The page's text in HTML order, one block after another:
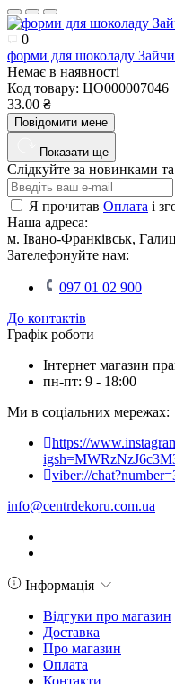
0
форми для шоколаду
Немає в наявності
Код товару: ЦО000007046
33.00 ₴
Повідомити мене
Показати ще
Слідкуйте за новинками
Я прочитав Оплата і
Наша адреса:
м. Івано-Франківськ,
Зателефонуйте нам:
097 01 02 900
До контактів
Графік роботи
Інтернет магазин
пн-пт: 9 - 18:00
Ми в соціальних мережах:
https://
viber://
info@centrdekoru.com.ua
Інформація
Відгуки про магазин
Доставка
Про магазин
Оплата
Контакти